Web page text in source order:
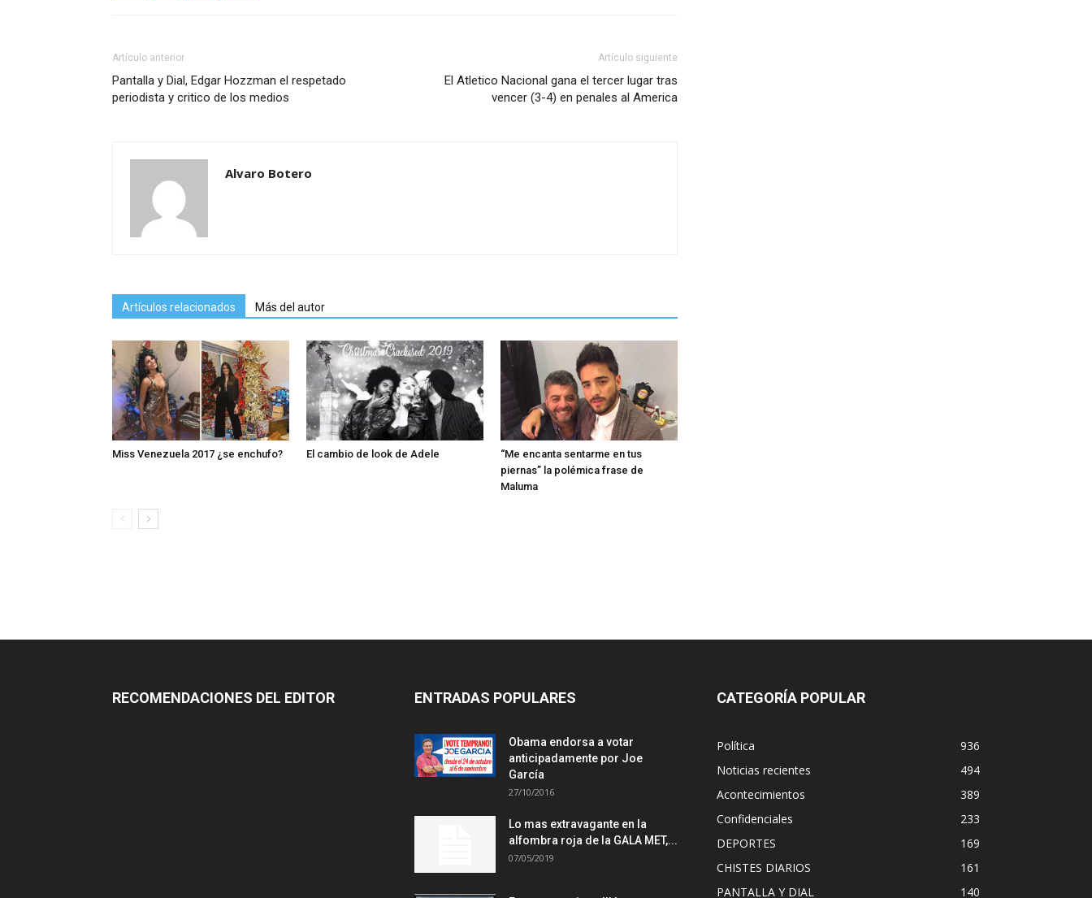
Artículo anterior
Pantalla y Dial, Edgar Hozzman el respetado
periodista y critico de los medios
Artículo siguiente
El Atletico Nacional gana el tercer lugar tras
vencer (3-4) en penales al America
Alvaro Botero
Artículos relacionados Más del autor
Miss Venezuela 2017 ¿se enchufo? El cambio de look de Adele
“Me encanta sentarme en tus
piernas” la polémica frase de
Maluma
RECOMENDACIONES DEL EDITOR ENTRADAS POPULARES
Obama endorsa a votar
anticipadamente por Joe
García
27/10/2016
Lo mas extravagante en la
alfombra roja de la GALA MET,...
07/05/2019
CATEGORÍA POPULAR
Política
936
Noticias recientes
494
Acontecimientos
389
Confidenciales
233
DEPORTES
169
CHISTES DIARIOS
161
PANTALLA Y DIAL
140